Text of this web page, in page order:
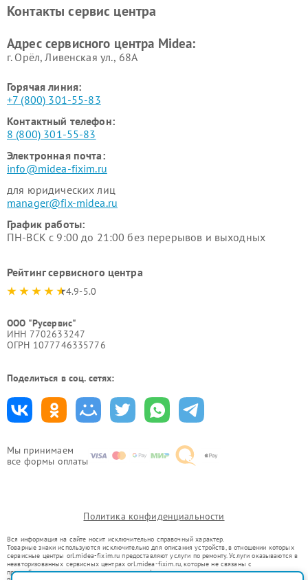
Мы принимаем
все формы оплаты
пылесосов Midea
Midea
Контакты сервис центра
Адрес сервисного центра Midea:
г. Орёл, Ливенская ул., 68А
Горячая линия:
+7 (800) 301-55-83
Контактный телефон:
8 (800) 301-55-83
Электронная почта:
info@midea-fixim.ru
для юридических лиц
manager@fix-midea.ru
График работы:
ПН-ВСК с 9:00 до 21:00 без перерывов и выходных
Рейтинг сервисного центра
4.9-5.0
ООО "Русервис"
ИНН 7702633247
ОГРН 1077746335776
Поделиться в соц. сетях:
Политика конфиденциальности
Вся информация на сайте носит исключительно справочный характер.
Товарные знаки используются исключительно для описания устройств, в отношении которых
сервисные центры orl.midea-fixim.ru предоставляют услуги по ремонту. Услуги оказываются в
неавторизованных сервисных центрах orl.midea-fixim.ru, которые не связаны с
правообладателями товарных знаков или их официальными представителями.